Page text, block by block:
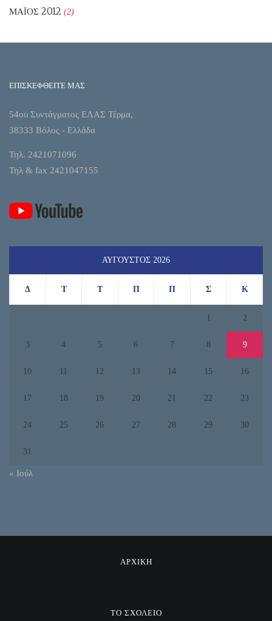
ΜΆΙΟΣ 2012 (2)
ΕΠΙΣΚΕΦΘΕΙΤΕ ΜΑΣ
54ου Συντάγματος ΕΛΑΣ Τέρμα,
38333 Βόλος - Ελλάδα
Τηλ. 2421071096
Τηλ & fax 2421047155
ΑΎΓΟΥΣΤΟΣ 2026
Δ Τ Τ Π Π Σ Κ
1 2
3 4 5 6 7 8 9
10 11 12 13 14 15 16
17 18 19 20 21 22 23
24 25 26 27 28 29 30
31
« Ιούλ
ΑΡΧΙΚΗ
ΤΟ ΣΧΟΛΕΙΟ